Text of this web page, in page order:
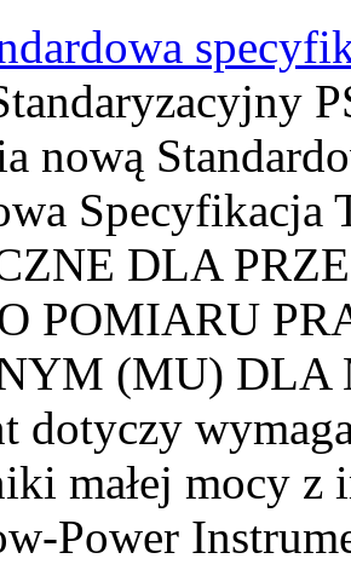
nową
DLA
POMIARU
(MU) DLA
dotyczy
małej mocy
Power